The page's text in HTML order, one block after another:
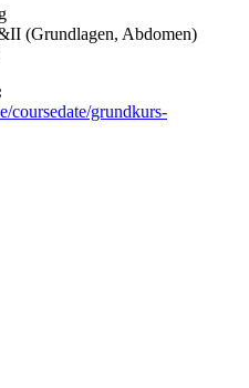
(Grundlagen, Abdomen)
coursedate/grundkurs-